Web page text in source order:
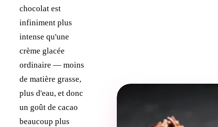
chocolat est
infiniment plus
intense qu'une
crème glacée
ordinaire — moins
de matière grasse,
plus d'eau, et donc
un goût de cacao
beaucoup plus